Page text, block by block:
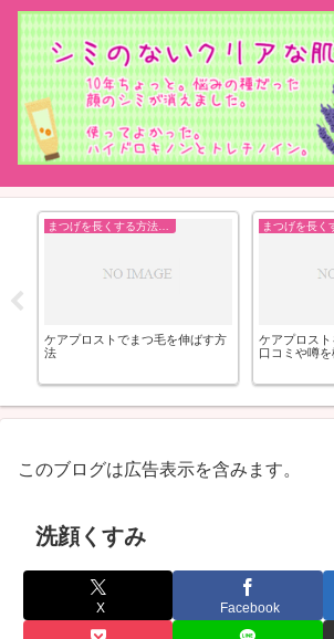
まつげを長くする方法まとめ
ケアプロストでまつ毛を伸ばす方
法
ケアプロス
口コミや噂
このブログは広告表示を含みます。
洗顔くすみ
X Facebook